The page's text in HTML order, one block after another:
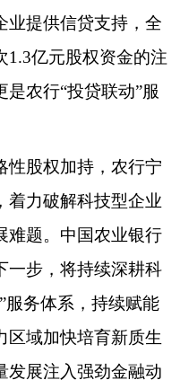
业提供信贷支持，全
1.3亿元股权资金的注
农行“投贷联动”服
股权加持，农行宁
着力破解科技型企业
难题。中国农业银行
一步，将持续深耕科
服务体系，持续赋能
区域加快培育新质生
发展注入强劲金融动